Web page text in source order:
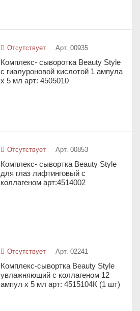
Отсутствует Арт. 00935
Комплекс- сыворотка Beauty Style
с гиалуроновой кислотой 1 ампула
х 5 мл арт: 4505010
Отсутствует Арт. 00853
Комплекс- сывортка Beauty Style
для глаз лифтинговый с
коллагеном арт:4514002
Отсутствует Арт. 02241
Комплекс-сывортка Beauty Style
увлажняющий с коллагеном 12
ампул х 5 мл арт: 4515104К (1 шт)